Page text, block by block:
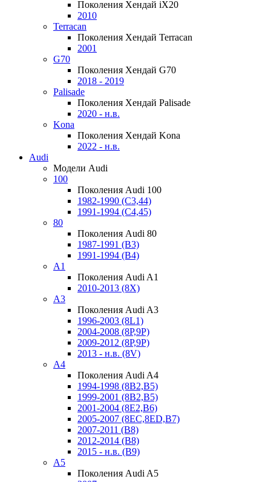
Поколения Хендай iX20
2010
Terracan
Поколения Хендай Terracan
2001
G70
Поколения Хендай G70
2018 - 2019
Palisade
Поколения Хендай Palisade
2020 - н.в.
Kona
Поколения Хендай Kona
2022 - н.в.
Audi
Модели Audi
100
Поколения Audi 100
1982-1990 (С3,44)
1991-1994 (С4,45)
80
Поколения Audi 80
1987-1991 (B3)
1991-1994 (B4)
A1
Поколения Audi A1
2010-2013 (8X)
A3
Поколения Audi A3
1996-2003 (8L1)
2004-2008 (8P,9P)
2009-2012 (8P,9P)
2013 - н.в. (8V)
A4
Поколения Audi A4
1994-1998 (8B2,B5)
1999-2001 (8B2,B5)
2001-2004 (8E2,B6)
2005-2007 (8EC,8ED,B7)
2007-2011 (B8)
2012-2014 (B8)
2015 - н.в. (B9)
A5
Поколения Audi A5